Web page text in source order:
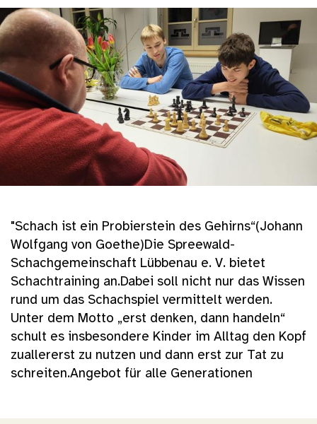
"Schach ist ein Probierstein des Gehirns“(Johann
Wolfgang von Goethe)Die Spreewald-
Schachgemeinschaft Lübbenau e. V. bietet
Schachtraining an.Dabei soll nicht nur das Wissen
rund um das Schachspiel vermittelt werden.
Unter dem Motto „erst denken, dann handeln“
schult es insbesondere Kinder im Alltag den Kopf
zuallererst zu nutzen und dann erst zur Tat zu
schreiten.Angebot für alle Generationen